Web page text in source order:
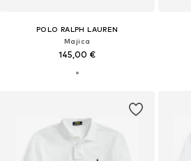
POLO RALPH LAUREN
Majica
145,00 €